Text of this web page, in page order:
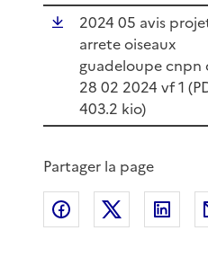
2024 05 avis
arrete oiseaux
guadeloupe cnpn
28 02 2024 vf 1 (
403.2 kio)
Partager la page
Partager surPartager